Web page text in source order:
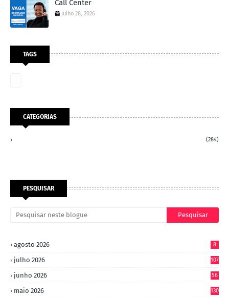
Call Center
julho 28, 2026
TAGS
CATEGORIAS
(284)
PESQUISAR
agosto 2026 8
julho 2026 107
junho 2026 56
maio 2026 130